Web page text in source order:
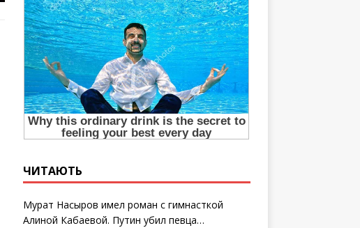
ЧИТАЮТЬ
Мурат Насыров имел роман с гимнасткой
Алиной Кабаевой. Путин убил певца…